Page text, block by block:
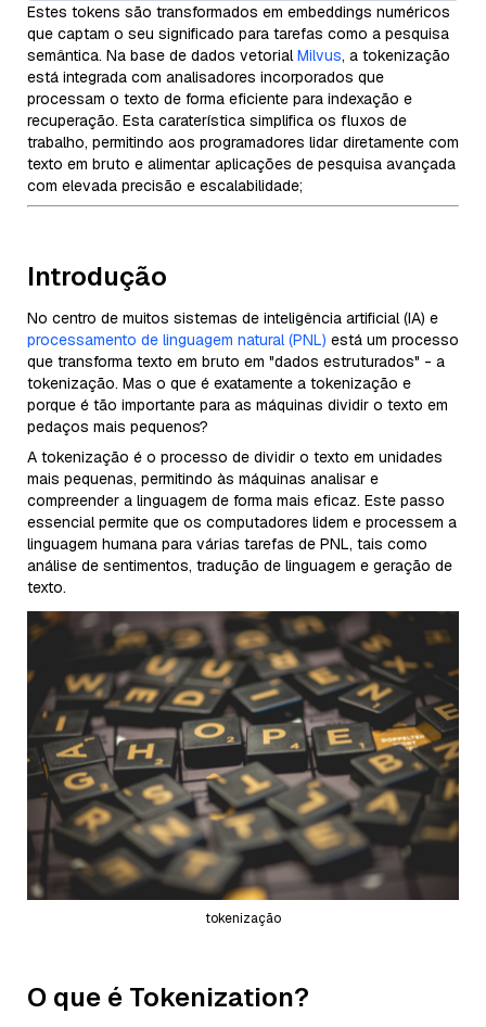
Estes tokens são transformados em embeddings numéricos
que captam o seu significado para tarefas como a pesquisa
semântica. Na base de dados vetorialMilvus, a tokenização
está integrada com analisadores incorporados que
processam o texto de forma eficiente para indexação e
recuperação. Esta caraterística simplifica os fluxos de
trabalho, permitindo aos programadores lidar diretamente com
texto em bruto e alimentar aplicações de pesquisa avançada
com elevada precisão e escalabilidade;
Introdução
No centro de muitos sistemas de inteligência artificial (IA) e
processamento de linguagem natural (PNL) está um processo
que transforma texto em bruto em "dados estruturados" - a
tokenização. Mas o que é exatamente a tokenização e
porque é tão importante para as máquinas dividir o texto em
pedaços mais pequenos?
A tokenização é o processo de dividir o texto em unidades
mais pequenas, permitindo às máquinas analisar e
compreender a linguagem de forma mais eficaz. Este passo
essencial permite que os computadores lidem e processem a
linguagem humana para várias tarefas de PNL, tais como
análise de sentimentos, tradução de linguagem e geração de
texto.
tokenização
O que é Tokenization?